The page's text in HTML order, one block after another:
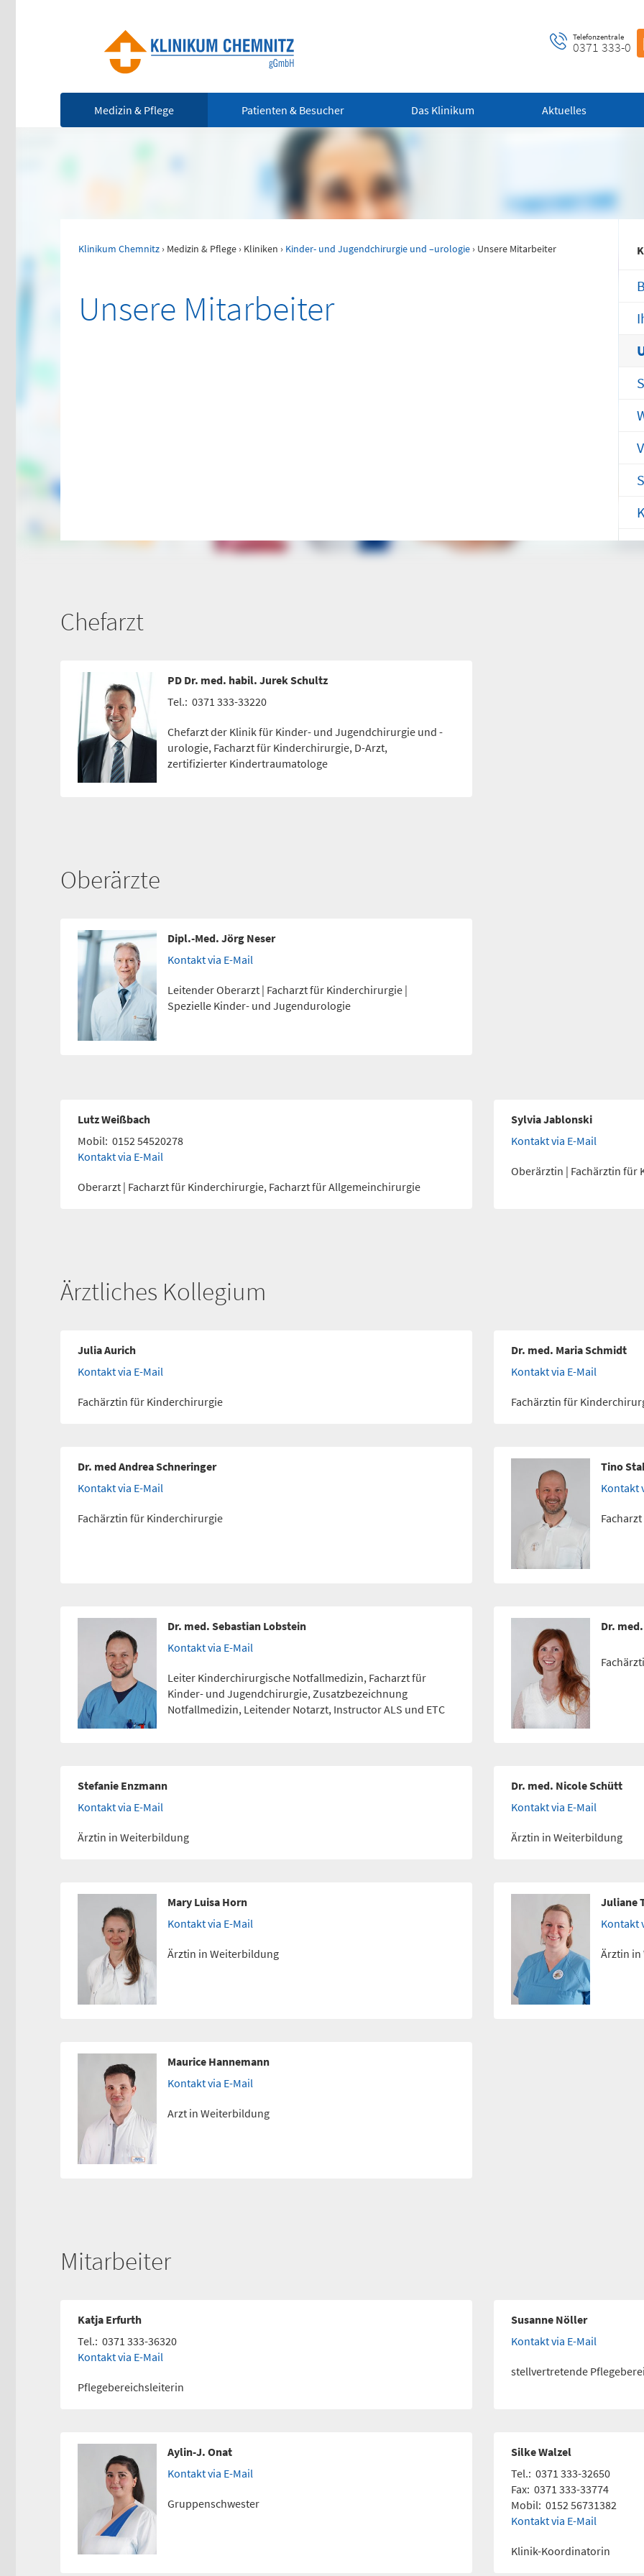
Telefonzentrale
0371 333-0
112
Ärztlicher Bereitschaftsdienst
Für Kinder:
Zentrale Notaufnahme
(0 bis 24 Uhr)
Für alle dringenden und
Notfall-Cardio-Hotline
(0 bis 24 Uhr)
Für kardiologische Notfälle (zum
Geburtensaal
Bereitschaftsdienst
Anfahrtskarte (PDF)
Medizin & Pflege Patienten & Besucher Das Klinikum Aktuelles
Klinikum Chemnitz › Medizin & Pflege › Kliniken › Kinder- und Jugendchirurgie und –urologie › Unsere Mitarbeiter
Unsere Mitarbeiter
Chefarzt
PD Dr. med. habil. Jurek Schultz
Tel.: 0371 333-33220
Chefarzt der Klinik für Kinder- und Jugendchirurgie und -
urologie, Facharzt für Kinderchirurgie, D-Arzt,
zertifizierter Kindertraumatologe
Oberärzte
Dipl.-Med. Jörg Neser
Kontakt via E-Mail
Leitender Oberarzt | Facharzt für Kinderchirurgie |
Spezielle Kinder- und Jugendurologie
Lutz Weißbach
Mobil: 0152 54520278
Kontakt via E-Mail
Oberarzt | Facharzt für Kinderchirurgie, Facharzt für Allgemeinchirurgie
Sylvia Jablonski
Kontakt via E-Mail
Oberärztin | Fachärztin für
Ärztliches Kollegium
Julia Aurich
Kontakt via E-Mail
Fachärztin für Kinderchirurgie
Dr. med Andrea Schneringer
Kontakt via E-Mail
Fachärztin für Kinderchirurgie
Dr. med. Sebastian Lobstein
Kontakt via E-Mail
Leiter Kinderchirurgische Notfallmedizin, Facharzt für
Kinder- und Jugendchirurgie, Zusatzbezeichnung
Notfallmedizin, Leitender Notarzt, Instructor ALS und ETC
Stefanie Enzmann
Kontakt via E-Mail
Ärztin in Weiterbildung
Mary Luisa Horn
Kontakt via E-Mail
Ärztin in Weiterbildung
Maurice Hannemann
Kontakt via E-Mail
Arzt in Weiterbildung
Dr. med. Maria Schmidt
Kontakt via E-Mail
Fachärztin für
Tino
Kontakt
Dr.
Dr. med. Nicole Schütt
Kontakt via E-Mail
Ärztin in Weiterbildung
Juliane
Kontakt
Ärztin
Mitarbeiter
Katja Erfurth
Tel.: 0371 333-36320
Kontakt via E-Mail
Pflegebereichsleiterin
Aylin-J. Onat
Kontakt via E-Mail
Gruppenschwester
Susanne Nöller
Kontakt via E-Mail
stellvertretende
Silke Walzel
Tel.: 0371 333-32650
Fax: 0371 333-33774
Mobil: 0152 56731382
Kontakt via E-Mail
Klinik-Koordinatorin